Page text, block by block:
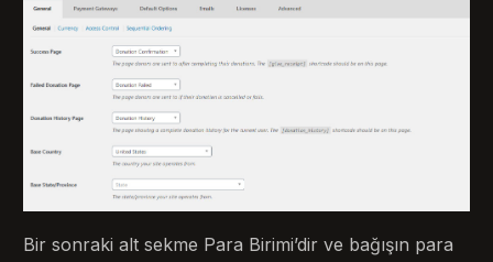
Bir sonraki alt sekme Para Birimi’dir ve bağışın para